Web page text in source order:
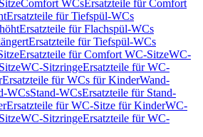
Comfort WCsErsatzteile für Comfort
Ersatzteile für Tiefspül-WCs
Ersatzteile für Flachspül-WCs
Ersatzteile für Tiefspül-WCs
Ersatzteile für Comfort WC-SitzeWC-
WC-SitzringeErsatzteile für WC-
Ersatzteile für WCs für KinderWand-
WCsStand-WCsErsatzteile für Stand-
Ersatzteile für WC-Sitze für KinderWC-
WC-SitzringeErsatzteile für WC-